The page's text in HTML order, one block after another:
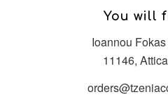
You will
Ioannou
11146,